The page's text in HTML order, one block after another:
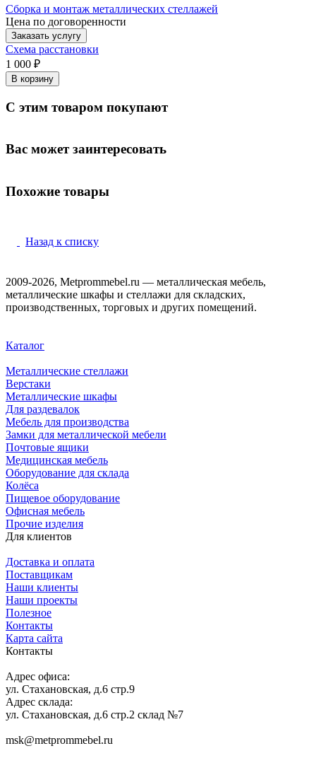
Сборка и монтаж металлических стеллажей
Цена по договоренности
Заказать услугу
Схема расстановки
1 000 ₽
В корзину
С этим товаром покупают
Вас может заинтересовать
Похожие товары
Назад к списку
2009-2026, Metprommebel.ru — металлическая мебель,
металлические шкафы и стеллажи для складских,
производственных, торговых и других помещений.
Каталог
Металлические стеллажи
Верстаки
Металлические шкафы
Для раздевалок
Мебель для производства
Замки для металлической мебели
Почтовые ящики
Медицинская мебель
Оборудование для склада
Колёса
Пищевое оборудование
Офисная мебель
Прочие изделия
Для клиентов
Доставка и оплата
Поставщикам
Наши клиенты
Наши проекты
Полезное
Контакты
Карта сайта
Контакты
Адрес офиса:
ул. Стахановская, д.6 стр.9
Адрес склада:
ул. Стахановская, д.6 стр.2 склад №7
msk@metprommebel.ru